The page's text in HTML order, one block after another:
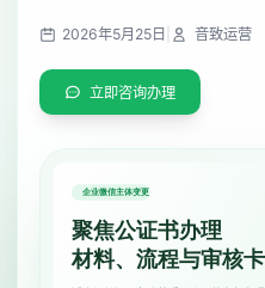
2026年5月25日 音致运营
立即咨询办理